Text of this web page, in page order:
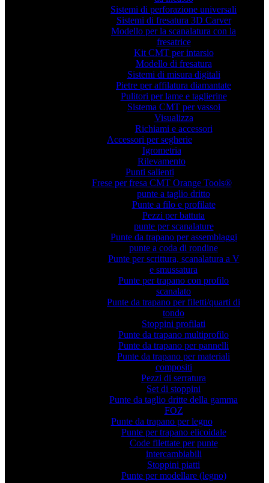
Sistemi di perforazione universali
Sistemi di fresatura 3D Carver
Modello per la scanalatura con la
fresatrice
Kit CMT per intarsio
Modello di fresatura
Sistemi di misura digitali
Pietre per affilatura diamantate
Pulitori per lame e taglierine
Sistema CMT per vassoi
Visualizza
Richiami e accessori
Accessori per segherie
Igrometria
Rilevamento
Punti salienti
Frese per fresa CMT Orange Tools®
punte a taglio dritto
Punte a filo e profilate
Pezzi per battuta
punte per scanalature
Punte da trapano per assemblaggi
punte a coda di rondine
Punte per scrittura, scanalatura a V
e smussatura
Punte per trapano con profilo
scanalato
Punte da trapano per filetti/quarti di
tondo
Stoppini profilati
Punte da trapano multiprofilo
Punte da trapano per pannelli
Punte da trapano per materiali
compositi
Pezzi di serratura
Set di stoppini
Punte da taglio dritte della gamma
FOZ
Punte da trapano per legno
Punte per trapano elicoidale
Code filettate per punte
intercambiabili
Stoppini piatti
Punte per modellare (legno)